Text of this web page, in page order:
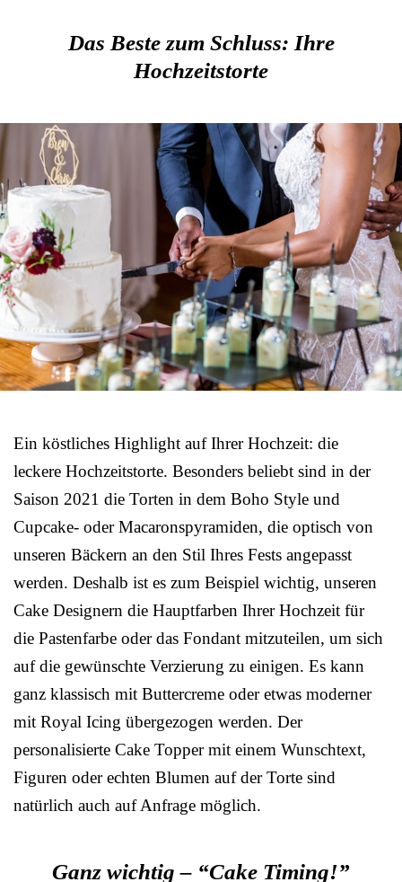
Das Beste zum Schluss: Ihre
Hochzeitstorte
Ein köstliches Highlight auf Ihrer Hochzeit: die
leckere Hochzeitstorte. Besonders beliebt sind in der
Saison 2021 die Torten in dem Boho Style und
Cupcake- oder Macaronspyramiden, die optisch von
unseren Bäckern an den Stil Ihres Fests angepasst
werden. Deshalb ist es zum Beispiel wichtig, unseren
Cake Designern die Hauptfarben Ihrer Hochzeit für
die Pastenfarbe oder das Fondant mitzuteilen, um sich
auf die gewünschte Verzierung zu einigen. Es kann
ganz klassisch mit Buttercreme oder etwas moderner
mit Royal Icing übergezogen werden. Der
personalisierte Cake Topper mit einem Wunschtext,
Figuren oder echten Blumen auf der Torte sind
natürlich auch auf Anfrage möglich.
Ganz wichtig – “Cake Timing!”